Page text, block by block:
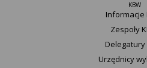
KBW
Informacje
Zespoły
Delegatury
Urzędnicy